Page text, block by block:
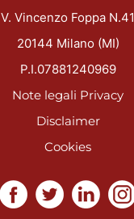
V. Vincenzo Foppa N.41
20144 Milano (MI)
P.I.07881240969
Note legali Privacy
Disclaimer
Cookies